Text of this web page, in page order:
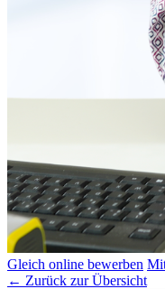
Gleich online bewerben
← Zurück zur Übersicht